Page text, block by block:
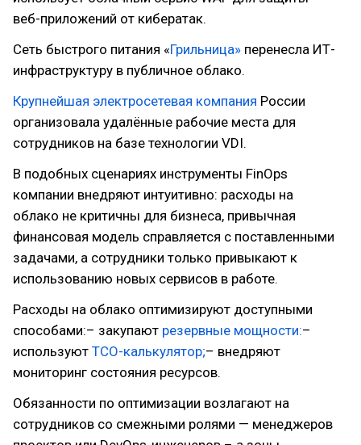
веб-приложений от кибератак.
Сеть быстрого питания «Грильница» перенесла ИТ-
инфраструктуру в публичное облако.
Крупнейшая электросетевая компания России
организовала удалённые рабочие места для
сотрудников на базе технологии VDI.
В подобных сценариях инструменты FinOps
компании внедряют интуитивно: расходы на
облако не критичны для бизнеса, привычная
финансовая модель справляется с поставленными
задачами, а сотрудники только привыкают к
использованию новых сервисов в работе.
Расходы на облако оптимизируют доступными
способами:– закупают резервные мощности:–
используют TCO-калькулятор;– внедряют
мониторинг состояния ресурсов.
Обязанности по оптимизации возлагают на
сотрудников со смежными ролями — менеджеров